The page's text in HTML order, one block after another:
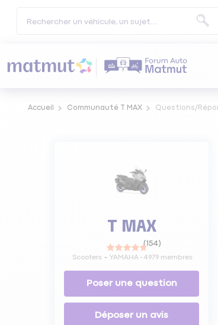
Accueil Communauté T MAX Questions/
T MAX
(154)
Scooters YAMAHA- 4979membres
Poser une question
Déposer un avis